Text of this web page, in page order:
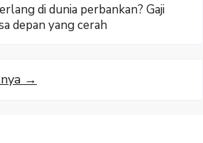
di dunia perbankan? Gaji
depan yang cerah
→